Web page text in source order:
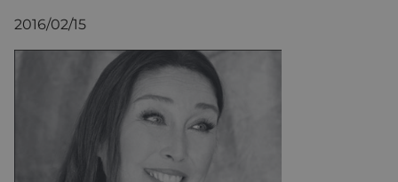
2016/02/15